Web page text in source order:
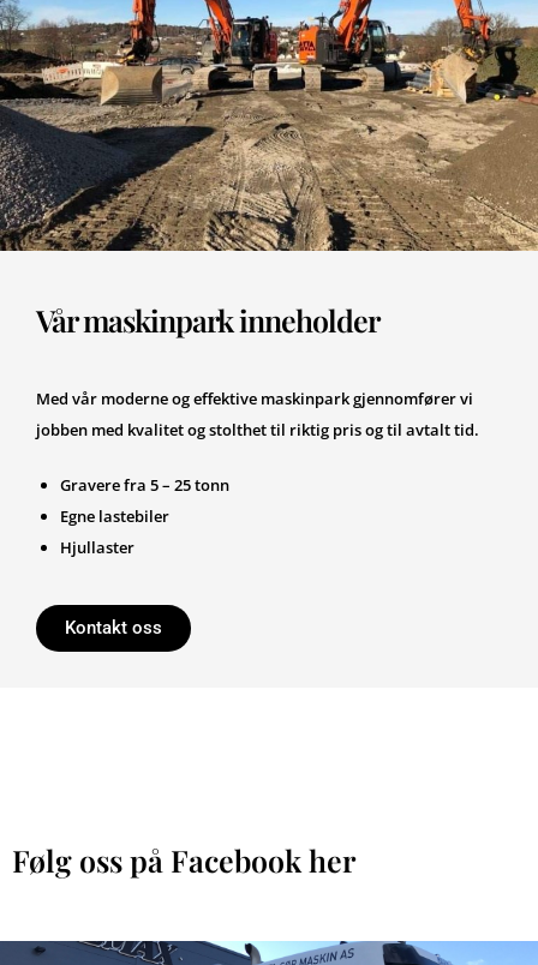
Vår maskinpark inneholder
Med vår moderne og effektive maskinpark gjennomfører vi
jobben med kvalitet og stolthet til riktig pris og til avtalt tid.
Gravere fra 5 – 25 tonn
Egne lastebiler
Hjullaster
Kontakt oss
Følg oss på Facebook her